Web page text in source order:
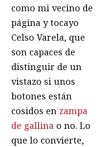
como mi vecino de
página y tocayo
Celso Varela, que
son capaces de
distinguir de un
vistazo si unos
botones están
cosidos en zampa
de gallina o no. Lo
que lo convierte,